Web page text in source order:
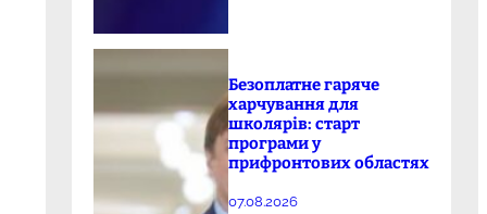
Безоплатне гаряче
харчування для
школярів: старт
програми у
прифронтових областях
07.08.2026